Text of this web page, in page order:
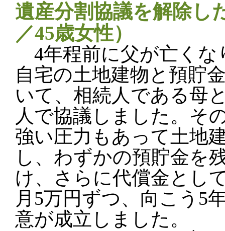
遺産分割協議を解除し
／45歳女性）
4年程前に父が亡くな
自宅の土地建物と預貯
いて、相続人である母
人で協議しました。そ
強い圧力もあって土地
し、わずかの預貯金を
け、さらに代償金とし
月5万円ずつ、向こう5
意が成立しました。